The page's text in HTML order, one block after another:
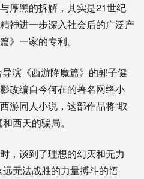
厚黑的拆解，其实是21世纪
神进一步深入社会后的广泛产
》一家的专利。
演《西游降魔篇》的郭子健
改编自今何在的著名网络小
游同人小说，这部作品将“取
西天的骗局。
，谈到了理想的幻灭和无力
无法战胜的力量搏斗的悟